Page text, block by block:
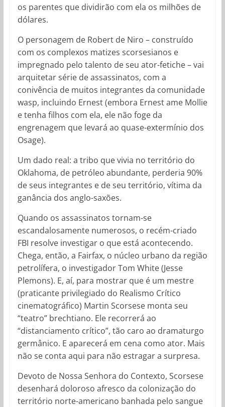
os parentes que dividirão com ela os milhões de
dólares.
O personagem de Robert de Niro – construído
com os complexos matizes scorsesianos e
impregnado pelo talento de seu ator-fetiche – vai
arquitetar série de assassinatos, com a
conivência de muitos integrantes da comunidade
wasp, incluindo Ernest (embora Ernest ame Mollie
e tenha filhos com ela, ele não foge da
engrenagem que levará ao quase-extermínio dos
Osage).
Um dado real: a tribo que vivia no território do
Oklahoma, de petróleo abundante, perderia 90%
de seus integrantes e de seu território, vítima da
ganância dos anglo-saxões.
Quando os assassinatos tornam-se
escandalosamente numerosos, o recém-criado
FBI resolve investigar o que está acontecendo.
Chega, então, a Fairfax, o núcleo urbano da região
petrolífera, o investigador Tom White (Jesse
Plemons). E, aí, para mostrar que é um mestre
(praticante privilegiado do Realismo Crítico
cinematográfico) Martin Scorsese monta seu
“teatro” brechtiano. Ele recorrerá ao
“distanciamento crítico”, tão caro ao dramaturgo
germânico. E aparecerá em cena como ator. Mais
não se conta aqui para não estragar a surpresa.
Devoto de Nossa Senhora do Contexto, Scorsese
desenhará doloroso afresco da colonização do
território norte-americano banhada pelo sangue